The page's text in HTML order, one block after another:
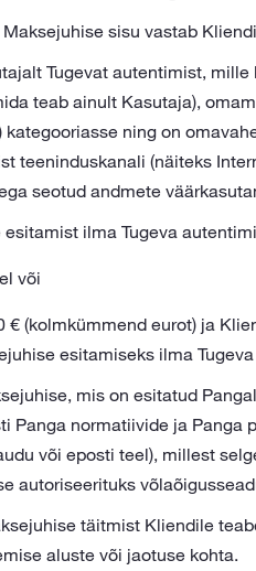
sisu vastab
Tugevat autentimist,
teab ainult Kasutaja),
ning on
teeninduskanali (näiteks
seotud andmete
ilma Tugeva
või
(kolmkümmend eurot) ja
esitamiseks ilma
mis on esitatud
Panga normatiivide ja Panga
või eposti teel), millest
autoriseerituks
täitmist Kliendile
aluste või jaotuse kohta.